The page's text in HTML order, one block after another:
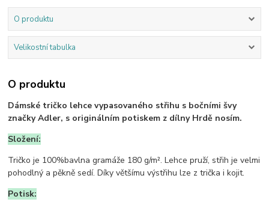
O produktu
Velikostní tabulka
O produktu
Dámské tričko lehce vypasovaného střihu s bočními švy
značky Adler, s originálním potiskem z dílny Hrdě nosím.
Složení:
Tričko je 100%bavlna gramáže 180 g/m². Lehce pruží, střih je velmi
pohodlný a pěkně sedí. Díky většímu výstřihu lze z trička i kojit.
Potisk: